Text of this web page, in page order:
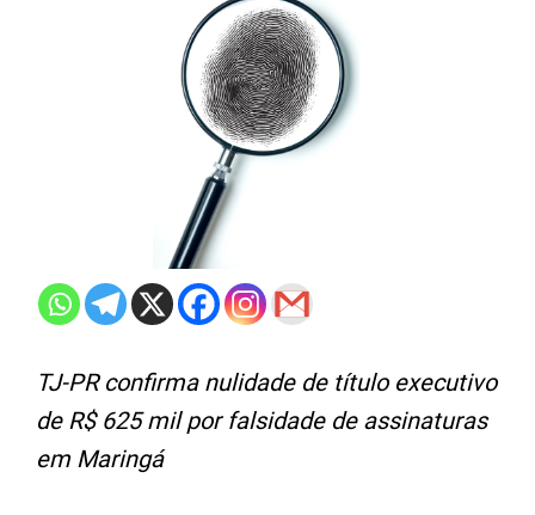
TJ-PR confirma nulidade de título executivo
de R$ 625 mil por falsidade de assinaturas
em Maringá